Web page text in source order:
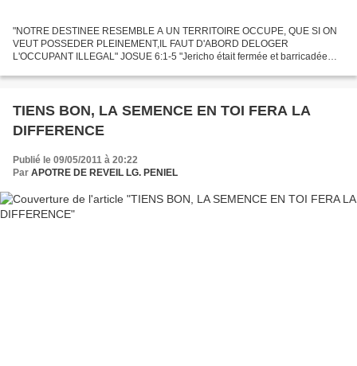
"NOTRE DESTINEE RESEMBLE A UN TERRITOIRE OCCUPE, QUE SI ON
VEUT POSSEDER PLEINEMENT,IL FAUT D'ABORD DELOGER
L'OCCUPANT ILLEGAL" JOSUE 6:1-5 "Jericho était fermée et barricadée
TIENS BON, LA SEMENCE EN TOI FERA LA
DIFFERENCE
Publié le 09/05/2011 à 20:22
Par APOTRE DE REVEIL LG. PENIEL